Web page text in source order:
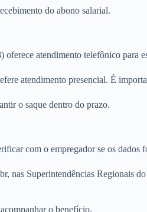
do abono salarial.
atendimento telefônico para
atendimento presencial. É
o saque dentro do prazo.
com o empregador se os dados
nas Superintendências Regionais
o benefício.